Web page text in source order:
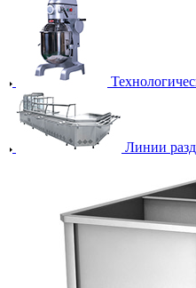
Линии